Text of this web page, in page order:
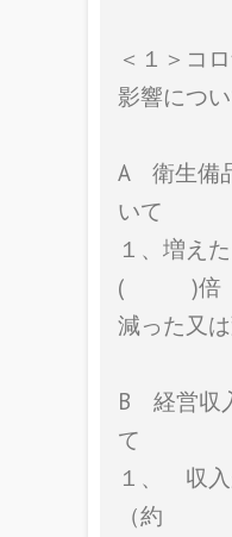
＜１＞コ
影響につ
A 衛生備
いて
１、増
( )
減った又
B 経営収
て
１、 収入
（